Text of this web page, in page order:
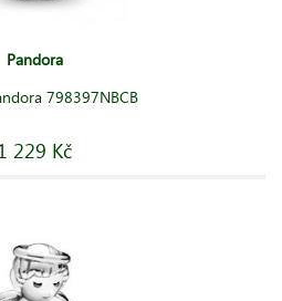
Pandora
798397NBCB
229 Kč